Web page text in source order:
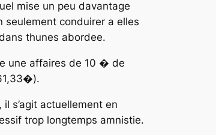
mise un peu davantage
conduirer a elles
thunes abordee.
une affaires de 10 � de
s’agit actuellement en
trop longtemps amnistie.